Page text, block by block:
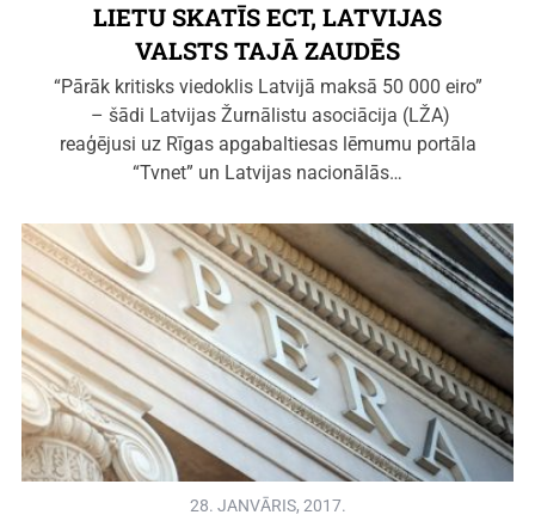
LIETU SKATĪS ECT, LATVIJAS
VALSTS TAJĀ ZAUDĒS
“Pārāk kritisks viedoklis Latvijā maksā 50 000 eiro”
– šādi Latvijas Žurnālistu asociācija (LŽA)
reaģējusi uz Rīgas apgabaltiesas lēmumu portāla
“Tvnet” un Latvijas nacionālās…
28. JANVĀRIS, 2017.